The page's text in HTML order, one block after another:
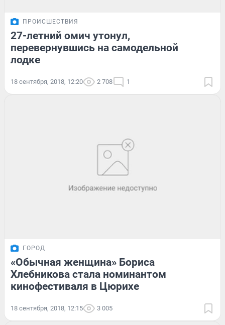
ПРОИСШЕСТВИЯ
27-летний омич утонул,
перевернувшись на самодельной
лодке
18 сентября, 2018, 12:20 2 708 1
ГОРОД
«Обычная женщина» Бориса
Хлебникова стала номинантом
кинофестиваля в Цюрихе
18 сентября, 2018, 12:15 3 005